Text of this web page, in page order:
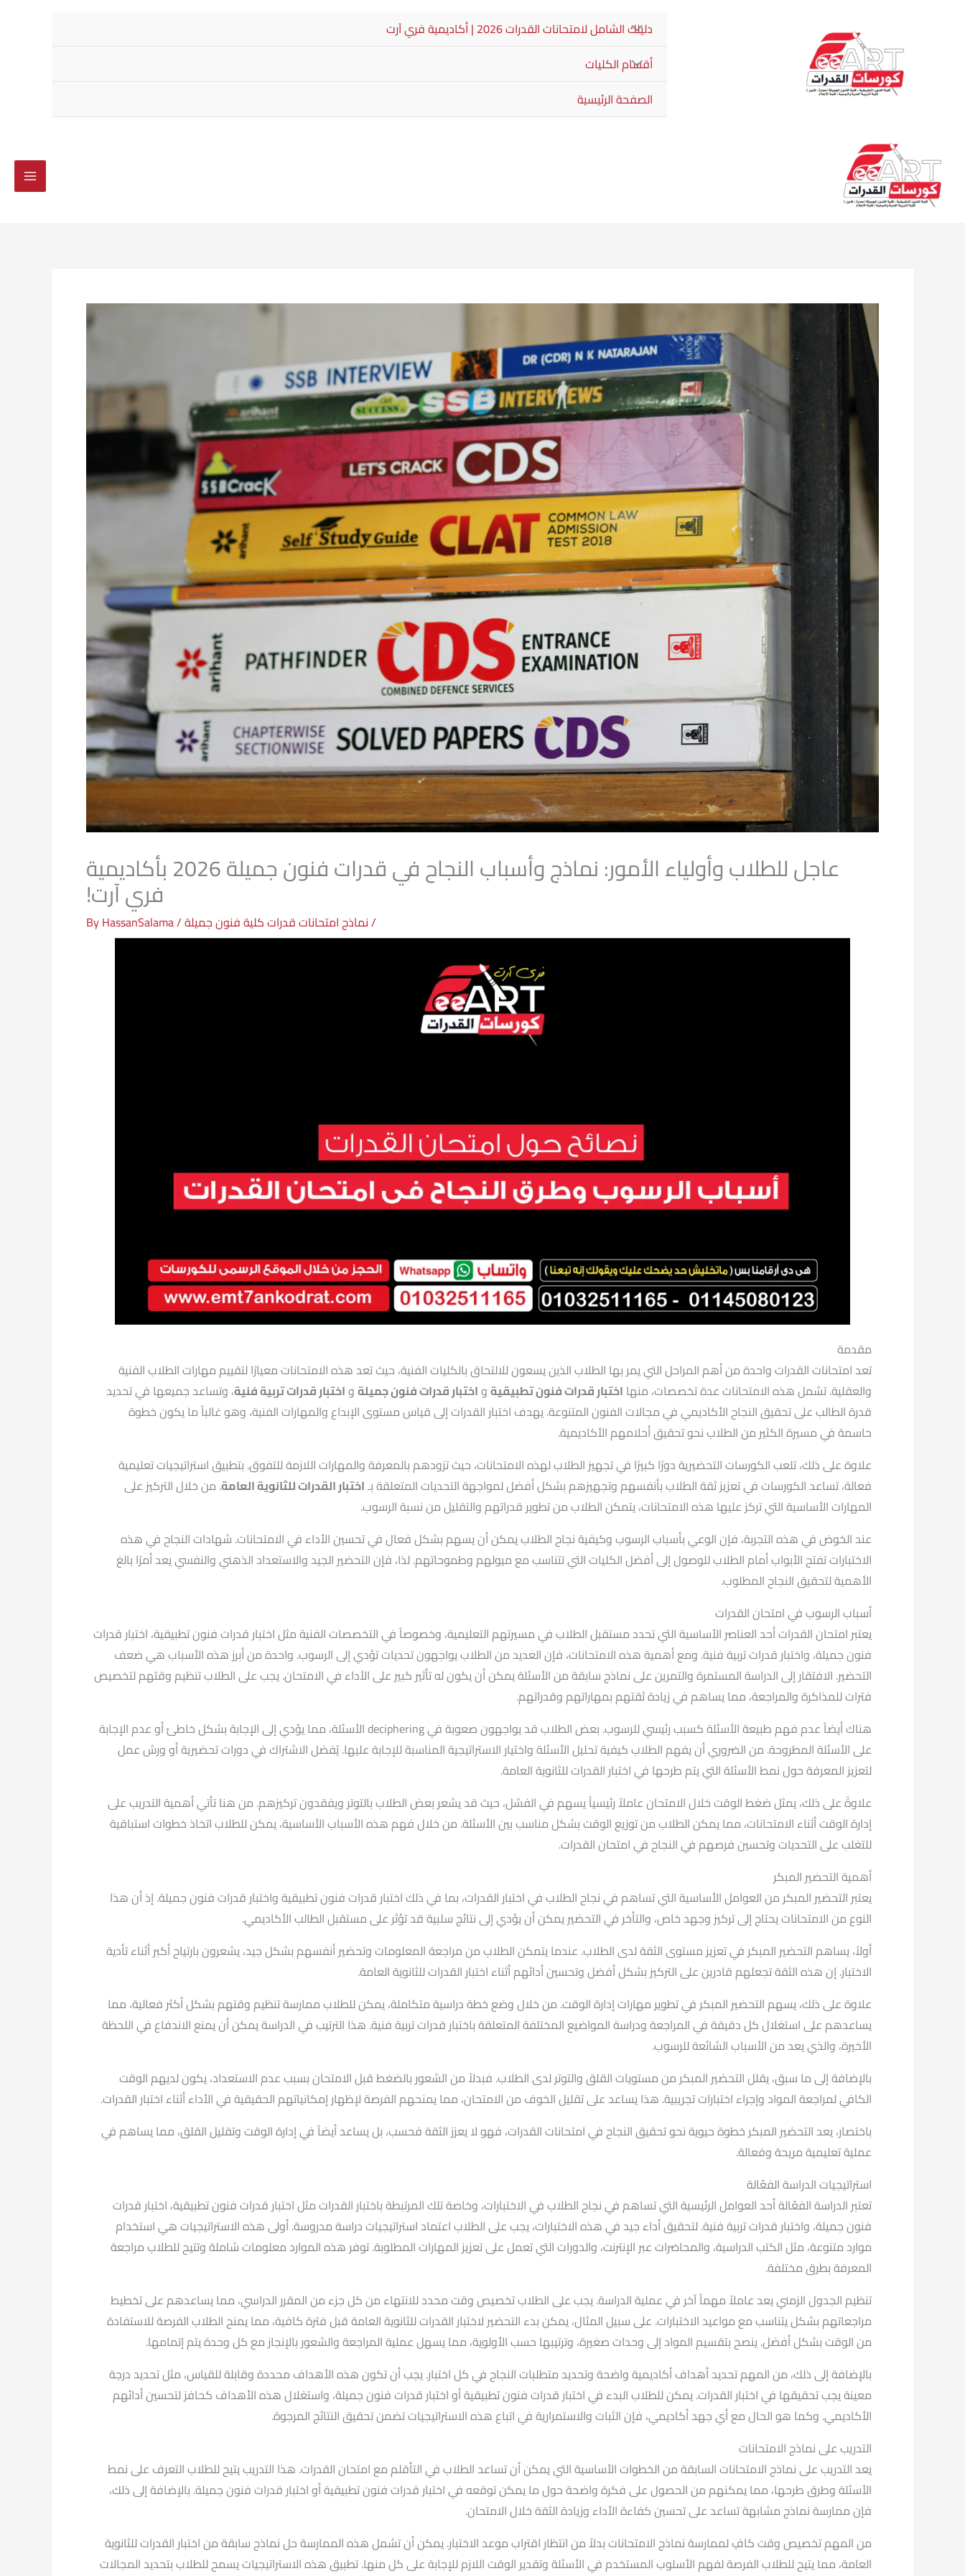
دليلك الشامل لامتحانات القدرات 2026 | أكاديمية فري آرت
أقسام الكليات
الصفحة الرئيسية
عاجل للطلاب وأولياء الأمور: نماذج وأسباب النجاح في قدرات فنون جميلة 2026 بأكاديمية
فري آرت!
/نماذج امتحانات قدرات كلية فنون جميلة/ By
HassanSalama
مقدمة
تعد امتحانات القدرات واحدة من أهم المراحل التي يمر بها الطلاب الذين يسعون للالتحاق بالكليات الفنية، حيث تعد هذه الامتحانات معيارًا لتقييم مهارات الطلاب الفنية
والعقلية. تشمل هذه الامتحانات عدة تخصصات، منها اختبار قدرات فنون تطبيقيةواختبار قدرات فنون جميلةواختبار قدرات تربية فنية، وتساعد جميعها في تحديد
قدرة الطالب على تحقيق النجاح الأكاديمي في مجالات الفنون المتنوعة. يهدف اختبار القدرات إلى قياس مستوى الإبداع والمهارات الفنية، وهو غالباً ما يكون خطوة
حاسمة في مسيرة الكثير من الطلاب نحو تحقيق أحلامهم الأكاديمية.
علاوة على ذلك، تلعب الكورسات التحضيرية دورًا كبيرًا في تجهيز الطلاب لهذه الامتحانات، حيث تزودهم بالمعرفة والمهارات اللازمة للتفوق. بتطبيق استراتيجيات تعليمية
فعالة، تساعد الكورسات في تعزيز ثقة الطلاب بأنفسهم وتجهيزهم بشكل أفضل لمواجهة التحديات المتعلقة بـاختبار القدرات للثانوية العامة. من خلال التركيز على
المهارات الأساسية التي تركز عليها هذه الامتحانات، يتمكن الطلاب من تطوير قدراتهم والتقليل من نسبة الرسوب.
عند الخوض في هذه التجربة، فإن الوعي بأسباب الرسوب وكيفية نجاح الطلاب يمكن أن يسهم بشكل فعال في تحسين الأداء في الامتحانات. شهادات النجاح في هذه
الاختبارات تفتح الأبواب أمام الطلاب للوصول إلى أفضل الكليات التي تتناسب مع ميولهم وطموحاتهم. لذا، فإن التحضير الجيد والاستعداد الذهني والنفسي يعد أمرًا بالغ
الأهمية لتحقيق النجاح المطلوب.
أسباب الرسوب في امتحان القدرات
يعتبر امتحان القدرات أحد العناصر الأساسية التي تحدد مستقبل الطلاب في مسيرتهم التعليمية، وخصوصاً في التخصصات الفنية مثل اختبار قدرات فنون تطبيقية، اختبار قدرات
فنون جميلة، واختبار قدرات تربية فنية. ومع أهمية هذه الامتحانات، فإن العديد من الطلاب يواجهون تحديات تؤدي إلى الرسوب. واحدة من أبرز هذه الأسباب هي ضعف
التحضير. الافتقار إلى الدراسة المستمرة والتمرين على نماذج سابقة من الأسئلة يمكن أن يكون له تأثير كبير على الأداء في الامتحان. يجب على الطلاب تنظيم وقتهم لتخصيص
فترات للمذاكرة والمراجعة، مما يساهم في زيادة ثقتهم بمهاراتهم وقدراتهم.
هناك أيضاً عدم فهم طبيعة الأسئلة كسبب رئيسي للرسوب. بعض الطلاب قد يواجهون صعوبة في deciphering الأسئلة، مما يؤدي إلى الإجابة بشكل خاطئ أو عدم الإجابة
على الأسئلة المطروحة. من الضروري أن يفهم الطلاب كيفية تحليل الأسئلة واختيار الاستراتيجية المناسبة للإجابة عليها. يُفضل الاشتراك في دورات تحضيرية أو ورش عمل
لتعزيز المعرفة حول نمط الأسئلة التي يتم طرحها في اختبار القدرات للثانوية العامة.
علاوةً على ذلك، يمثل ضغط الوقت خلال الامتحان عاملاً رئيسياً يسهم في الفشل، حيث قد يشعر بعض الطلاب بالتوتر ويفقدون تركيزهم. من هنا تأتي أهمية التدريب على
إدارة الوقت أثناء الامتحانات، مما يمكن الطلاب من توزيع الوقت بشكل مناسب بين الأسئلة. من خلال فهم هذه الأسباب الأساسية، يمكن للطلاب اتخاذ خطوات استباقية
للتغلب على التحديات وتحسين فرصهم في النجاح في امتحان القدرات.
أهمية التحضير المبكر
يعتبر التحضير المبكر من العوامل الأساسية التي تساهم في نجاح الطلاب في اختبار القدرات، بما في ذلك اختبار قدرات فنون تطبيقية واختبار قدرات فنون جميلة. إذ أن هذا
النوع من الامتحانات يحتاج إلى تركيز وجهد خاص، والتأخر في التحضير يمكن أن يؤدي إلى نتائج سلبية قد تؤثر على مستقبل الطالب الأكاديمي.
أولاً، يساهم التحضير المبكر في تعزيز مستوى الثقة لدى الطلاب. عندما يتمكن الطلاب من مراجعة المعلومات وتحضير أنفسهم بشكل جيد، يشعرون بارتياح أكبر أثناء تأدية
الاختبار. إن هذه الثقة تجعلهم قادرين على التركيز بشكل أفضل وتحسين أدائهم أثناء اختبار القدرات للثانوية العامة.
علاوة على ذلك، يسهم التحضير المبكر في تطوير مهارات إدارة الوقت. من خلال وضع خطة دراسية متكاملة، يمكن للطلاب ممارسة تنظيم وقتهم بشكل أكثر فعالية، مما
يساعدهم على استغلال كل دقيقة في المراجعة ودراسة المواضيع المختلفة المتعلقة باختبار قدرات تربية فنية. هذا الترتيب في الدراسة يمكن أن يمنع الاندفاع في اللحظة
الأخيرة، والذي يعد من الأسباب الشائعة للرسوب.
بالإضافة إلى ما سبق، يقلل التحضير المبكر من مستويات القلق والتوتر لدى الطلاب. فبدلاً من الشعور بالضغط قبل الامتحان بسبب عدم الاستعداد، يكون لديهم الوقت
الكافي لمراجعة المواد وإجراء اختبارات تجريبية. هذا يساعد على تقليل الخوف من الامتحان، مما يمنحهم الفرصة لإظهار إمكانياتهم الحقيقية في الأداء أثناء اختبار القدرات.
باختصار، يعد التحضير المبكر خطوة حيوية نحو تحقيق النجاح في امتحانات القدرات، فهو لا يعزز الثقة فحسب، بل يساعد أيضاً في إدارة الوقت وتقليل القلق، مما يساهم في
عملية تعليمية مريحة وفعالة.
استراتيجيات الدراسة الفعّالة
تعتبر الدراسة الفعّالة أحد العوامل الرئيسية التي تساهم في نجاح الطلاب في الاختبارات، وخاصة تلك المرتبطة باختبار القدرات مثل اختبار قدرات فنون تطبيقية، اختبار قدرات
فنون جميلة، واختبار قدرات تربية فنية. لتحقيق أداء جيد في هذه الاختبارات، يجب على الطلاب اعتماد استراتيجيات دراسة مدروسة. أولى هذه الاستراتيجيات هي استخدام
موارد متنوعة، مثل الكتب الدراسية، والمحاضرات عبر الإنترنت، والدورات التي تعمل على تعزيز المهارات المطلوبة. توفر هذه الموارد معلومات شاملة وتتيح للطلاب مراجعة
المعرفة بطرق مختلفة.
تنظيم الجدول الزمني يعد عاملاً مهماً آخر في عملية الدراسة. يجب على الطلاب تخصيص وقت محدد للانتهاء من كل جزء من المقرر الدراسي، مما يساعدهم على تخطيط
مراجعاتهم بشكل يتناسب مع مواعيد الاختبارات. على سبيل المثال، يمكن بدء التحضير لاختبار القدرات للثانوية العامة قبل فترة كافية، مما يمنح الطلاب الفرصة للاستفادة
من الوقت بشكل أفضل. ينصح بتقسيم المواد إلى وحدات صغيرة، وترتيبها حسب الأولوية، مما يسهل عملية المراجعة والشعور بالإنجاز مع كل وحدة يتم إتمامها.
بالإضافة إلى ذلك، من المهم تحديد أهداف أكاديمية واضحة وتحديد متطلبات النجاح في كل اختبار. يجب أن تكون هذه الأهداف محددة وقابلة للقياس، مثل تحديد درجة
معينة يجب تحقيقها في اختبار القدرات. يمكن للطلاب البدء في اختبار قدرات فنون تطبيقية أو اختبار قدرات فنون جميلة، واستغلال هذه الأهداف كحافز لتحسين أدائهم
الأكاديمي. وكما هو الحال مع أي جهد أكاديمي، فإن الثبات والاستمرارية في اتباع هذه الاستراتيجيات تضمن تحقيق النتائج المرجوة.
التدريب على نماذج الامتحانات
يعد التدريب على نماذج الامتحانات السابقة من الخطوات الأساسية التي يمكن أن تساعد الطلاب في التأقلم مع امتحان القدرات. هذا التدريب يتيح للطلاب التعرف على نمط
الأسئلة وطرق طرحها، مما يمكنهم من الحصول على فكرة واضحة حول ما يمكن توقعه في اختبار قدرات فنون تطبيقية أو اختبار قدرات فنون جميلة. بالإضافة إلى ذلك،
فإن ممارسة نماذج مشابهة تساعد على تحسين كفاءة الأداء وزيادة الثقة خلال الامتحان.
من المهم تخصيص وقت كافٍ لممارسة نماذج الامتحانات بدلاً من انتظار اقتراب موعد الاختبار. يمكن أن تشمل هذه الممارسة حل نماذج سابقة من اختبار القدرات للثانوية
العامة، مما يتيح للطلاب الفرصة لفهم الأسلوب المستخدم في الأسئلة وتقدير الوقت اللازم للإجابة على كل منها. تطبيق هذه الاستراتيجيات يسمح للطلاب بتحديد المجالات